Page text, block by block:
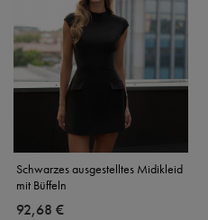
Schwarzes ausgestelltes Midikleid
mit Büffeln
92,68 €